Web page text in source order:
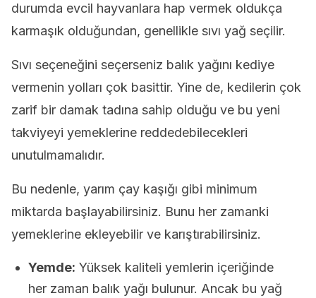
durumda evcil hayvanlara hap vermek oldukça
karmaşık olduğundan, genellikle sıvı yağ seçilir.
Sıvı seçeneğini seçerseniz balık yağını kediye
vermenin yolları çok basittir. Yine de, kedilerin çok
zarif bir damak tadına sahip olduğu ve bu yeni
takviyeyi yemeklerine reddedebilecekleri
unutulmamalıdır.
Bu nedenle, yarım çay kaşığı gibi minimum
miktarda başlayabilirsiniz. Bunu her zamanki
yemeklerine ekleyebilir ve karıştırabilirsiniz.
Yemde: Yüksek kaliteli yemlerin içeriğinde
her zaman balık yağı bulunur. Ancak bu yağ